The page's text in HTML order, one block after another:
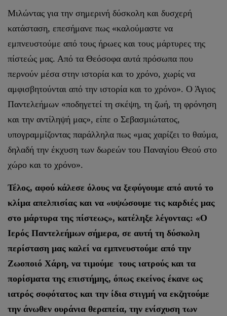
Μιλώντας για την σημερινή δύσκολη και δυσχερή
κατάσταση, επεσήμανε πως «καλούμαστε να
εμπνευστούμε από τους ήρωες και τους μάρτυρες της
πίστεώς μας. Από τα Θεόσοφα αυτά πρόσωπα που
περνούν μέσα στην ιστορία και το χρόνο, χωρίς να
αμφισβητούνται από την ιστορία και το χρόνο». Ο Άγιος
Παντελεήμων «ποδηγετεί τη σκέψη, τη ζωή, τη φρόνηση
και την αντίληψή μας», είπε ο Σεβασμιώτατος,
υπογραμμίζοντας παράλληλα πως «μας χαρίζει το θαύμα,
δηλαδή την έκχυση των δωρεών του Παναγίου Θεού στο
χώρο και το χρόνο».
Τέλος, αφού κάλεσε όλους να ξεφύγουμε από αυτό το
κλίμα απελπισίας και να «υψώσουμε τις καρδιές μας
στο μάρτυρα της πίστεως», κατέληξε λέγοντας: «Ο
Ιερός Παντελεήμων σήμερα, σε αυτή τη δύσκολη
περίσταση μας καλεί να εμπνευστούμε από την
Ζωοποιό Χάρη, να τιμούμε τους ιατρούς και τα
πορίσματα της επιστήμης, όπως εκείνος έκανε ως
ιατρός σοφότατος και την ίδια στιγμή να εκζητούμε
την άνωθεν ουράνια θεραπεία, την ενίσχυση των